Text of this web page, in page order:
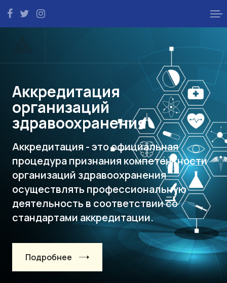
Аккредитация
организаций
здравоохранения
Аккредитация - это официальная
процедура признания компетентности
организаций здравоохранения
осуществлять профессиональную
деятельность в соответствии со
стандартами аккредитации.
Подробнее